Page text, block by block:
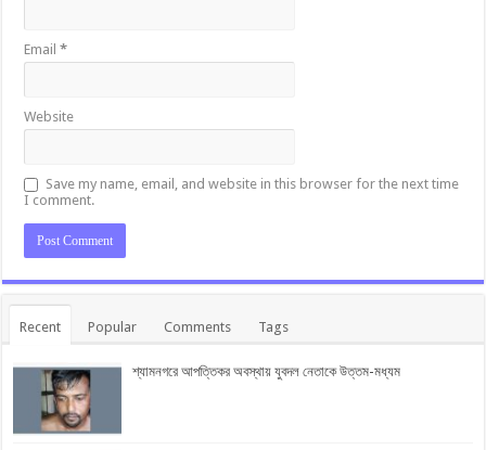
Email*
Website
Save my name, email, and website in this browser for the next time
I comment.
Recent Popular Comments Tags
শ্যামনগরে আপত্তিকর অবস্থায় যুবদল নেতাকে উত্তম-মধ্যম